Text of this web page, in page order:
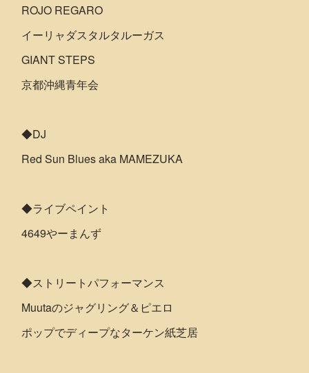
ROJO REGARO
イーリャダスタルタルーガス
GIANT STEPS
京都沖縄青年会
◆DJ
Red Sun Blues aka MAMEZUKA
◆ライブペイント
4649やーまんず
◆ストリートパフォーマンス
Muutaのジャグリング＆ピエロ
ポップでディープなターケン紙芝居